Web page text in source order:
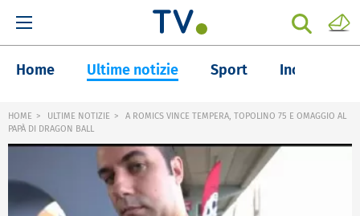
Home Ultime notizie Sport Inchieste
HOME ULTIME NOTIZIE
A ROMICS VINCE TEMPERA, TOPOLINO 75 E OMAGGIO AL
PAPÀ DI DRAGON BALL